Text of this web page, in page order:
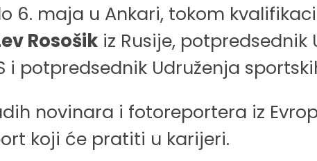
6. maja u Ankari, tokom
Rosošik iz Rusije, potpredsednik
i potpredsednik Udruženja
novinara i fotoreportera iz
koji će pratiti u karijeri.